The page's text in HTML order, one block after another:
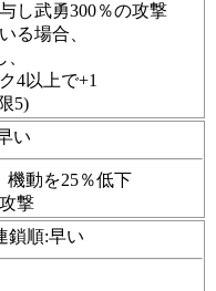
し武勇300％の攻撃
る場合、
4以上で+1
5)
い
機動を25％低下
撃
鎖順:早い